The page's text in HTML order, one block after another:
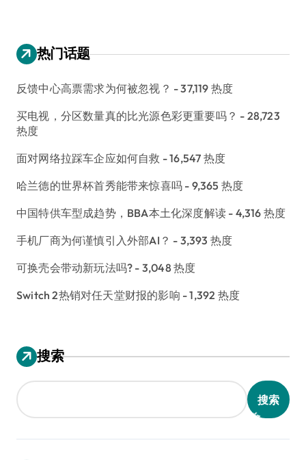
热门话题
反馈中心高票需求为何被忽视？ - 37,119 热度
买电视，分区数量真的比光源色彩更重要吗？ - 28,723
热度
面对网络拉踩车企应如何自救 - 16,547 热度
哈兰德的世界杯首秀能带来惊喜吗 - 9,365 热度
中国特供车型成趋势，BBA本土化深度解读 - 4,316 热度
手机厂商为何谨慎引入外部AI？ - 3,393 热度
可换壳会带动新玩法吗? - 3,048 热度
Switch 2热销对任天堂财报的影响 - 1,392 热度
搜索
搜索